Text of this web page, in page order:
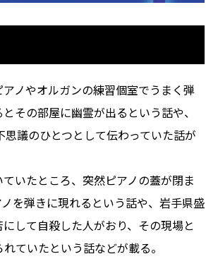
ノやオルガンの練習個室でうまく弾
その部屋に幽霊が出るという話や、
議のひとつとして伝わっていた話が
いたところ、突然ピアノの蓋が閉ま
を弾きに現れるという話や、岩手県盛
して自殺した人がおり、その現場と
ていたという話などが載る。